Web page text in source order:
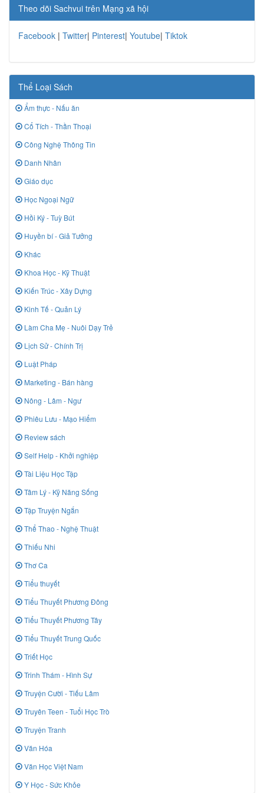
Theo dõi Sachvui trên Mạng xã hội
Facebook | Twitter| Pinterest| Youtube| Tiktok
Thể Loại Sách
Ẩm thực - Nấu ăn
Cổ Tích - Thần Thoại
Công Nghệ Thông Tin
Danh Nhân
Giáo dục
Học Ngoại Ngữ
Hồi Ký - Tuỳ Bút
Huyền bí - Giả Tưởng
Khác
Khoa Học - Kỹ Thuật
Kiến Trúc - Xây Dựng
Kinh Tế - Quản Lý
Làm Cha Mẹ - Nuôi Dạy Trẻ
Lịch Sử - Chính Trị
Luật Pháp
Marketing - Bán hàng
Nông - Lâm - Ngư
Phiêu Lưu - Mạo Hiểm
Review sách
Self Help - Khởi nghiệp
Tài Liệu Học Tập
Tâm Lý - Kỹ Năng Sống
Tập Truyện Ngắn
Thể Thao - Nghệ Thuật
Thiếu Nhi
Thơ Ca
Tiểu thuyết
Tiểu Thuyết Phương Đông
Tiểu Thuyết Phương Tây
Tiểu Thuyết Trung Quốc
Triết Học
Trinh Thám - Hình Sự
Truyện Cười - Tiếu Lâm
Truyên Teen - Tuổi Học Trò
Truyện Tranh
Văn Hóa
Văn Học Việt Nam
Y Học - Sức Khỏe